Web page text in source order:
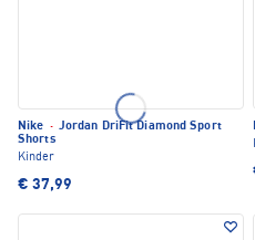
Nike · Jordan DriFit Diamond Sport
Shorts
Kinder
€ 37,99